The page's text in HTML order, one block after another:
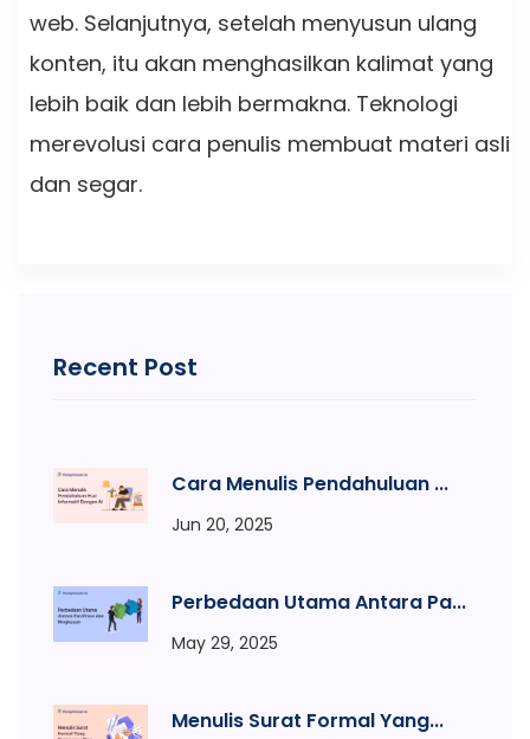
web. Selanjutnya, setelah menyusun ulang
konten, itu akan menghasilkan kalimat yang
lebih baik dan lebih bermakna. Teknologi
merevolusi cara penulis membuat materi asli
dan segar.
Recent Post
Cara Menulis Pendahuluan ...
Jun 20, 2025
Perbedaan Utama Antara Pa...
May 29, 2025
Menulis Surat Formal Yang...